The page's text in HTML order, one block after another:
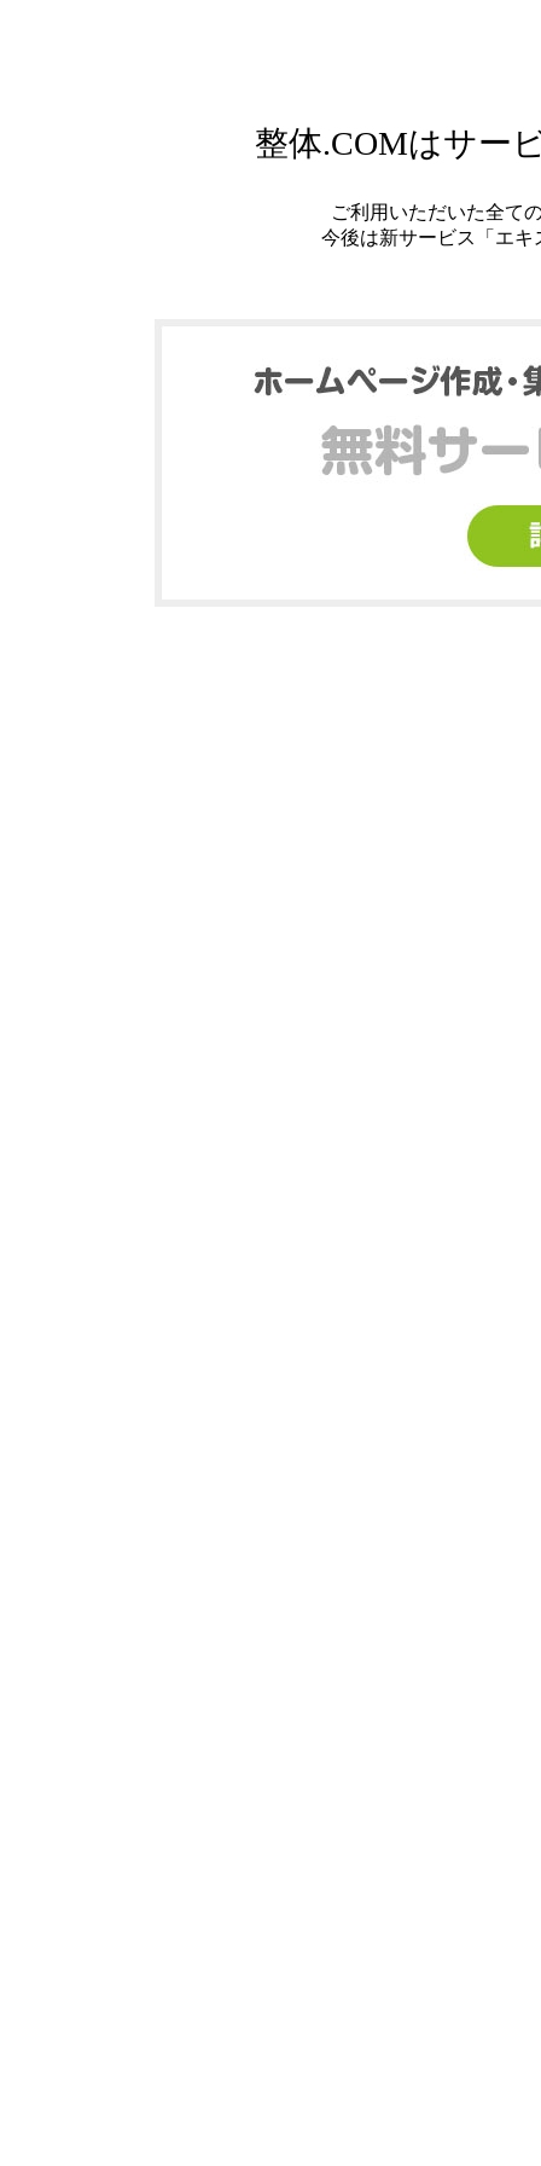
整体.COMはサー
ご利用いただいた全て
今後は新サービス「エ